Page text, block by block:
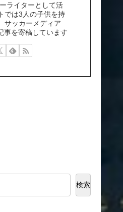
ライターとして活
では3人の子供を持
サッカーメディア
事を寄稿しています
検索